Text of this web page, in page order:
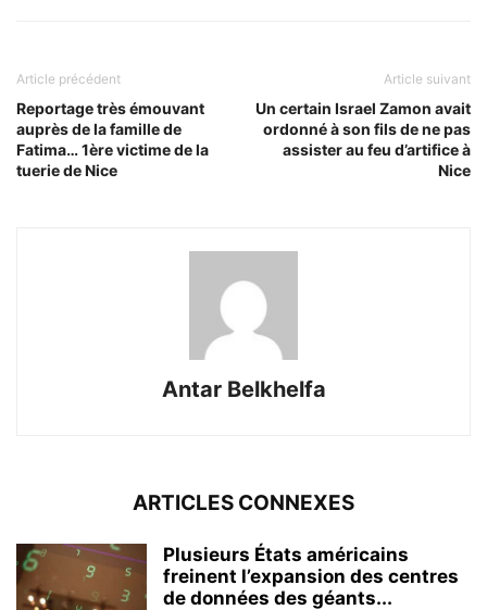
Article précédent
Reportage très émouvant
auprès de la famille de
Fatima… 1ère victime de la
tuerie de Nice
Article suivant
Un certain Israel Zamon avait
ordonné à son fils de ne pas
assister au feu d’artifice à
Nice
Antar Belkhelfa
ARTICLES CONNEXES
Plusieurs États américains
freinent l’expansion des centres
de données des géants...